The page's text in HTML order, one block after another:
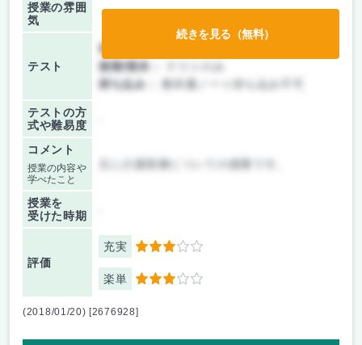
授業の雰囲
気
テスト
前期/中間：
後期/期末：
持ち込み：
教科書ノート持ち込み不可
テストの方
式や難易度
コメント
授業の内容や
学べたこと
授業を
受けた時期
評価
充実 3
楽単 3
続きを見る（無料）
(2018/01/20) [2676928]